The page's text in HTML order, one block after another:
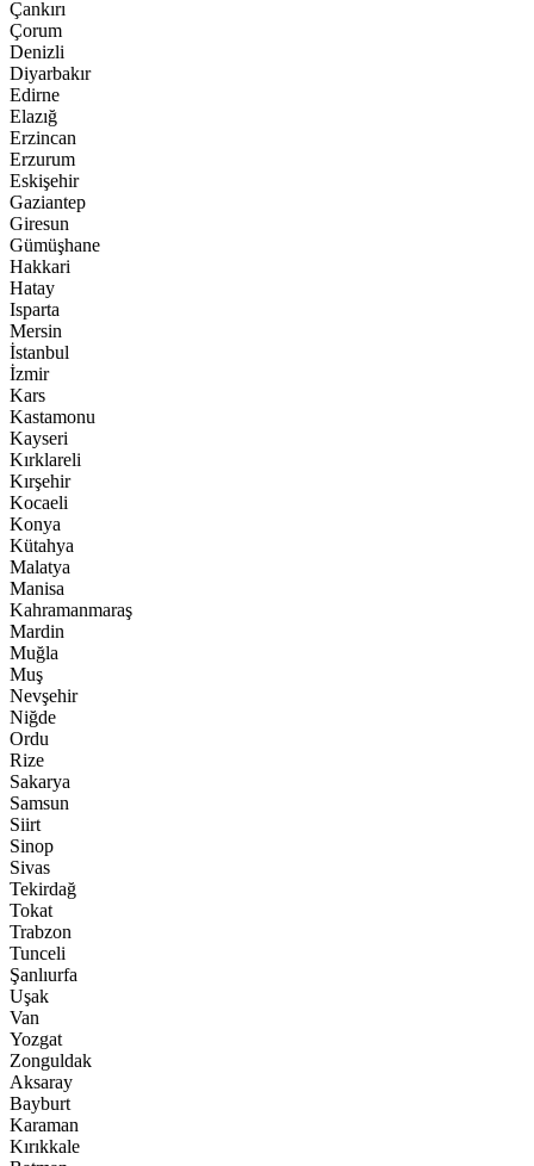
Çankırı
Çorum
Denizli
Diyarbakır
Edirne
Elazığ
Erzincan
Erzurum
Eskişehir
Gaziantep
Giresun
Gümüşhane
Hakkari
Hatay
Isparta
Mersin
İstanbul
İzmir
Kars
Kastamonu
Kayseri
Kırklareli
Kırşehir
Kocaeli
Konya
Kütahya
Malatya
Manisa
Kahramanmaraş
Mardin
Muğla
Muş
Nevşehir
Niğde
Ordu
Rize
Sakarya
Samsun
Siirt
Sinop
Sivas
Tekirdağ
Tokat
Trabzon
Tunceli
Şanlıurfa
Uşak
Van
Yozgat
Zonguldak
Aksaray
Bayburt
Karaman
Kırıkkale